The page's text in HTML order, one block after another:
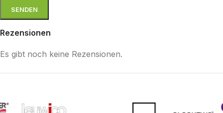
Rezensionen
Es gibt noch keine Rezensionen.